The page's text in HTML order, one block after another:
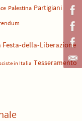
Palestina Partigiani
Festa-della-Liberazione
in Italia Tesseramento